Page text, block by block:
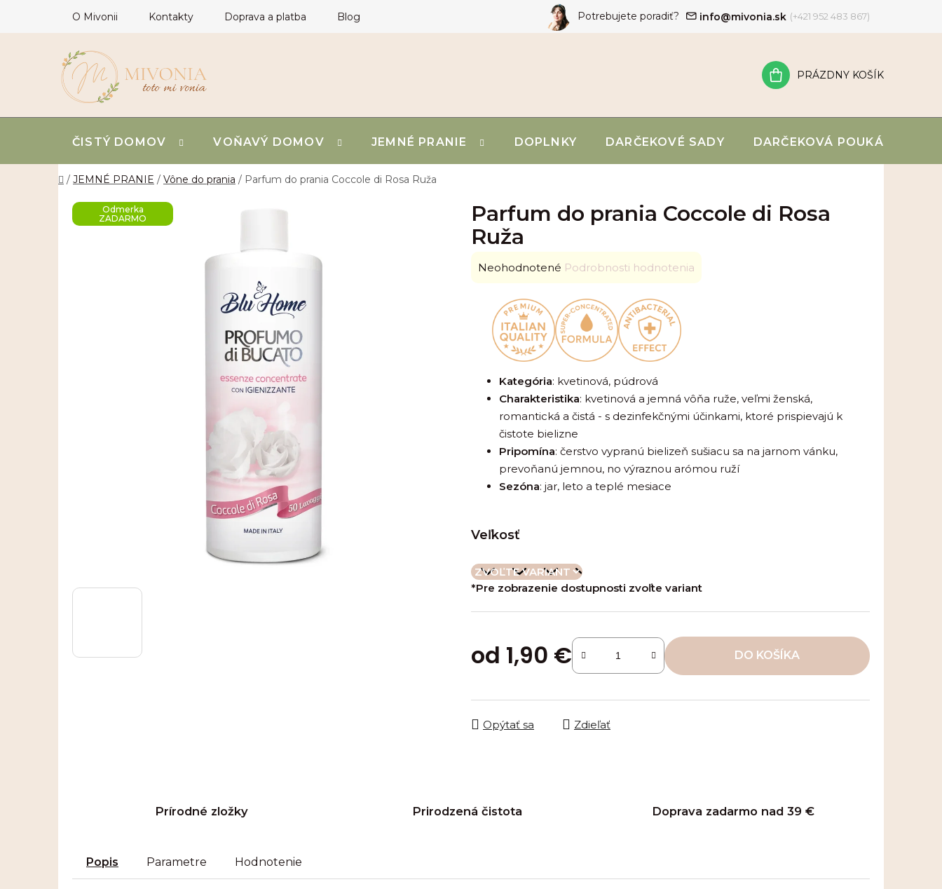
O Mivonii Kontakty Doprava a platba Blog Potrebujete poradiť? info@mivonia.sk (+421 952 483 867)
NÁKUPNÝ
PRÁZDNY KOŠÍK
ČISTÝ DOMOV VOŇAVÝ DOMOV JEMNÉ PRANIE DOPLNKY DARČEKOVÉ SADY DARČEKOVÁ POUKÁŽKA
Domov
/ JEMNÉ PRANIE / Vône do prania / Parfum do prania Coccole di Rosa Ruža
Parfum do prania Coccole di Rosa
Ruža
Priemerné
produktu
0,0
hviezdičiek.
Neohodnotené Podrobnosti hodnotenia
Kategória: kvetinová, púdrová
Charakteristika: kvetinová a jemná vôňa ruže, veľmi ženská,
romantická a čistá - s dezinfekčnými účinkami, ktoré prispievajú k
čistote bielizne
Pripomína: čerstvo vypranú bielizeň sušiacu sa na jarnom vánku,
prevoňanú jemnou, no výraznou arómou ruží
Sezóna: jar, leto a teplé mesiace
Veľkosť
*Pre zobrazenie dostupnosti zvoľte variant
od 1,90 € DO KOŠÍKA
Opýtať sa Zdieľať
Odmerka
ZADARMO
Prírodné zložky Prirodzená čistota Doprava zadarmo nad 39 €
Popis Parametre Hodnotenie